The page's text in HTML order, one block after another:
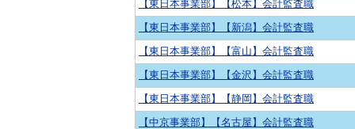
【東日本事業部】【松本】会計監査職
【東日本事業部】【新潟】会計監査職
【東日本事業部】【富山】会計監査職
【東日本事業部】【金沢】会計監査職
【東日本事業部】【静岡】会計監査職
【中京事業部】【名古屋】会計監査職